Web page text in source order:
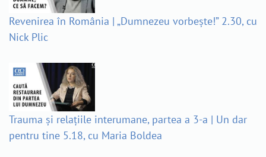
Revenirea în România | „Dumnezeu vorbește!” 2.30, cu
Nick Plic
Trauma și relațiile interumane, partea a 3-a | Un dar
pentru tine 5.18, cu Maria Boldea